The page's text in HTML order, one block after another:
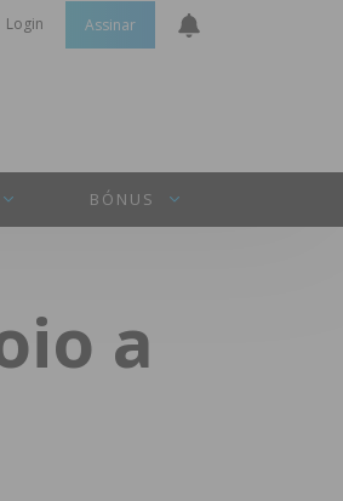
Login
INICIAR SESSÃO
Assinar
BÓNUS
a